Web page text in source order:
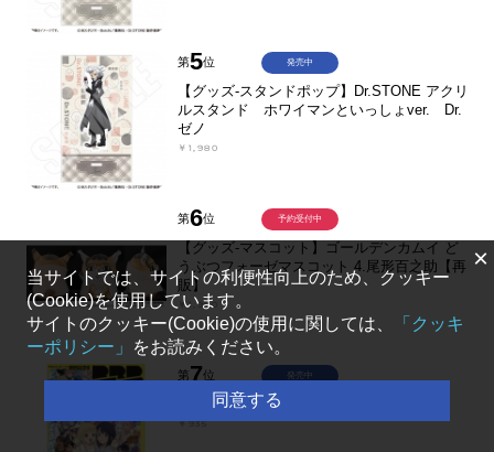
第5位
【グッズ-スタンドポップ】Dr.STONE アクリ
ルスタンド ホワイマンといっしょver. Dr.
ゼノ
￥1,980
発売中
第6位
【グッズ-マスコット】ゴールデンカムイ ど
うぶつフォーゼマスコット 4.尾形百之助【再
販】
￥1,980
予約受付中
第7位
【コミック】ビビビコミック創刊記念号
￥935
発売中
×
当サイトでは、サイトの利便性向上のため、クッキー
(Cookie)を使用しています。
サイトのクッキー(Cookie)の使用に関しては、
「クッキ
ーポリシー」
をお読みください。
同意する